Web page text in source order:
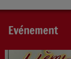
Evénement